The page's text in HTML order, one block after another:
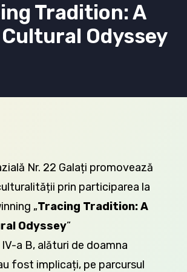
Tradition: A
Odyssey
Nr. 22 Galați promovează
prin participarea la
„Tracing Tradition: A
Odyssey”
IV-a B, alături de doamna
fost implicați, pe parcursul